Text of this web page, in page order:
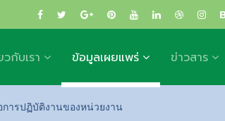
วกับเรา ข้อมูลเผยแพร่ ข่าวสาร
การปฏิบัติงานของหน่วยงาน